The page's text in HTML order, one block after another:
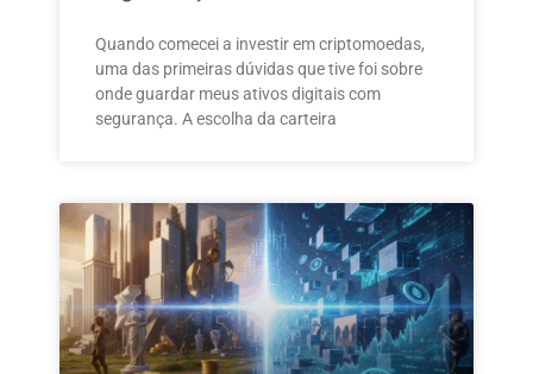
Quando comecei a investir em criptomoedas,
uma das primeiras dúvidas que tive foi sobre
onde guardar meus ativos digitais com
segurança. A escolha da carteira